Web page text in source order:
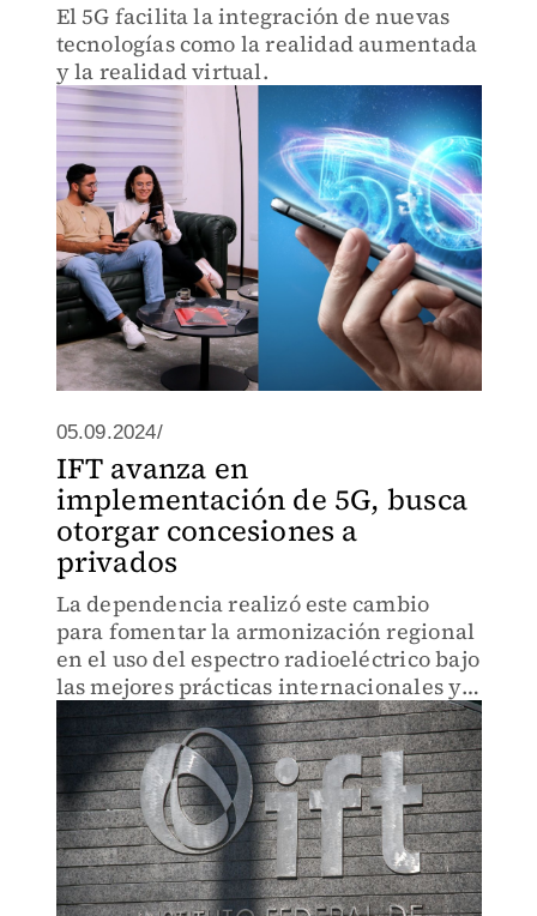
El 5G facilita la integración de nuevas
tecnologías como la realidad aumentada
y la realidad virtual.
05.09.2024/
IFT avanza en
implementación de 5G, busca
otorgar concesiones a
privados
La dependencia realizó este cambio
para fomentar la armonización regional
en el uso del espectro radioeléctrico bajo
las mejores prácticas internacionales y
los avances tecnológicos.